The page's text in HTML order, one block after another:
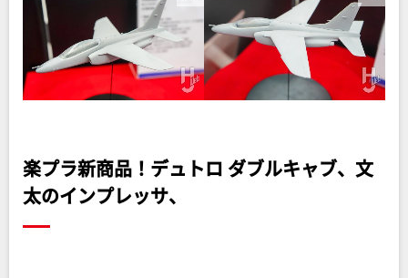
楽プラ新商品！デュトロ ダブルキャブ、文
太のインプレッサ、